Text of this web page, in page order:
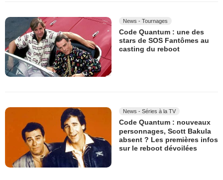
News - Tournages
Code Quantum : une des
stars de SOS Fantômes au
casting du reboot
News - Séries à la TV
Code Quantum : nouveaux
personnages, Scott Bakula
absent ? Les premières infos
sur le reboot dévoilées